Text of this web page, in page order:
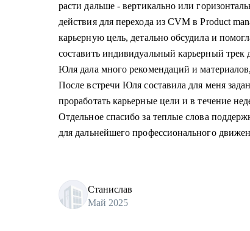
расти дальше - вертикально или
действия для перехода из CVM в Product
карьерную цель, детально обсудила и
составить индивидуальный карьерный
Юля дала много рекомендаций и
После встречи Юля составила для меня
проработать карьерные цели и в течение
Отдельное спасибо за теплые слова
для дальнейшего профессионального
Станислав
Май 2025